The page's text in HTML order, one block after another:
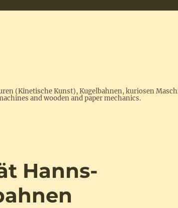
(Kinetische Kunst), Kugelbahnen, kuriosen
and wooden and paper mechanics.
Hanns-